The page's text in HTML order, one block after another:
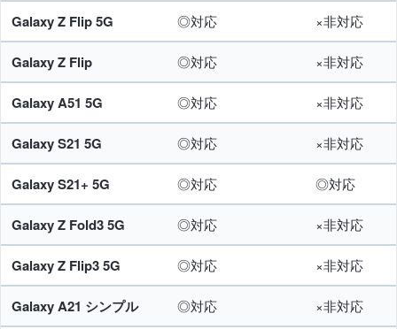
Galaxy Z Flip 5G ◎対応 ×非対応
Galaxy Z Flip ◎対応 ×非対応
Galaxy A51 5G ◎対応 ×非対応
Galaxy S21 5G ◎対応 ×非対応
Galaxy S21+ 5G ◎対応 ◎対応
Galaxy Z Fold3 5G ◎対応 ×非対応
Galaxy Z Flip3 5G ◎対応 ×非対応
Galaxy A21 シンプル ◎対応 ×非対応